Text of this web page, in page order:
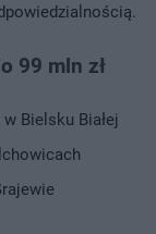
99 mln zł
Bielsku Białej